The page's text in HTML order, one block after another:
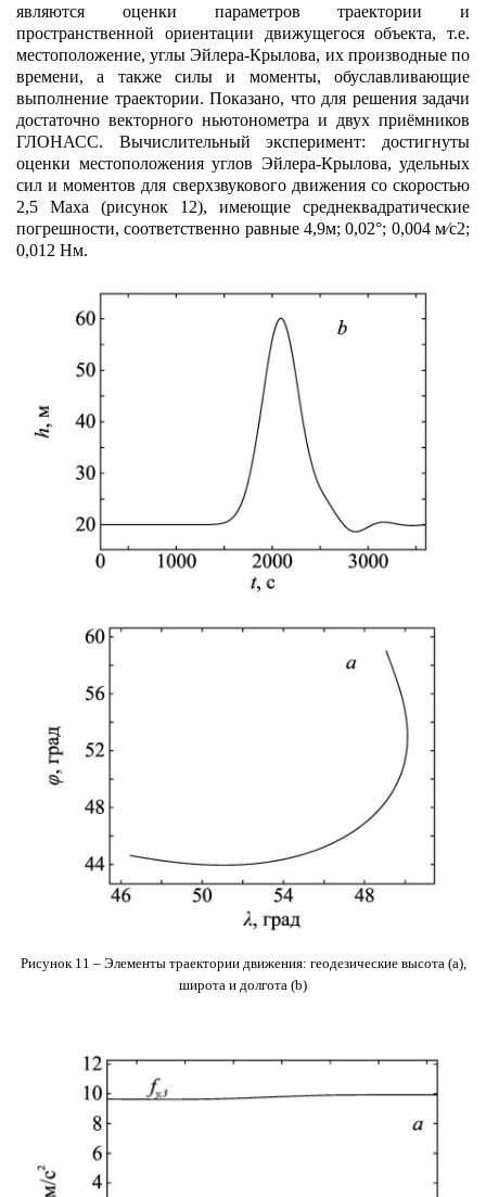
являются оценки параметров траектории и
пространственной ориентации движущегося объекта, т.е.
местоположение, углы Эйлера-Крылова, их производные по
времени, а также силы и моменты, обуславливающие
выполнение траектории. Показано, что для решения задачи
достаточно векторного ньютонометра и двух приёмников
ГЛОНАСС. Вычислительный эксперимент: достигнуты
оценки местоположения углов Эйлера-Крылова, удельных
сил и моментов для сверхзвукового движения со скоростью
2,5 Маха (рисунок 12), имеющие среднеквадратические
погрешности, соответственно равные 4,9м; 0,02°; 0,004 м⁄с2;
0,012 Нм.
Рисунок 11 –Элементы траектории движения: геодезические высота (a),
широта и долгота (b)